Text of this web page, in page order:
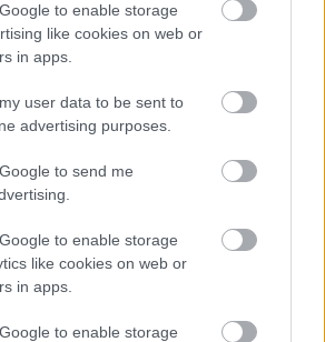
to enable storage
like cookies on web or
in apps.
user data to be sent to
advertising purposes.
to send me
to enable storage
like cookies on web or
in apps.
to enable storage
ΗΛΙΑΣ ΠΑΠΑΪΩΑΝΝΟΥ
08/03/2026
οι σημαντικότερες νίκες του
Α.Ο. Θήρας